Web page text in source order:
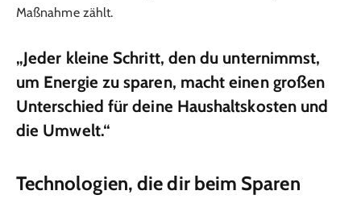
Maßnahme zählt.
„Jeder kleine Schritt, den du unternimmst,
um Energie zu sparen, macht einen großen
Unterschied für deine Haushaltskosten und
die Umwelt.“
Technologien, die dir beim Sparen